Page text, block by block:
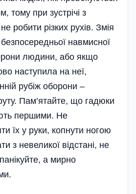
тому при зустрічі з
робити різких рухів. Змія
навмисної
людини, або якщо
наступила на неї,
рубіж оборони –
Пам’ятайте, що гадюки
першими. Не
їх у руки, копнути ногою
з невеликої відстані, не
а мирно